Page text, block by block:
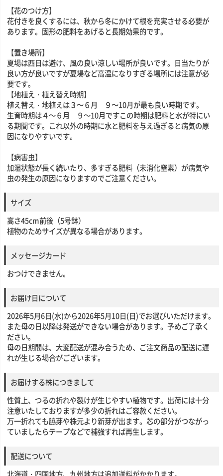
【花のつけ方】
花付きを良くするには、秋から冬にかけて根を充実させる必要が
あります。固形の肥料をあげると長期効果的です。
【置き場所】
夏場は西日は避け、風の良い涼しい場所が良いです。日当たりが
良い方が良いですが夏場など高温になりすぎる場所には注意が必
要です。
【地植え・植え替え時期】
植え替え・地植えは３～６月 ９～10月が最も良い時期です。
生育時期は４～６月 ９～10月ですこの時期は肥料と水が特にい
る期間です。これ以外の時期に水と肥料を与え過ぎると病気の原
因になりやすいです。
【病害虫】
加湿状態が長く続いたり、多すぎる肥料（未消化窒素）が病気や
虫の発生の原因になりますのでご注意ください。
サイズ
高さ45cm前後（5号鉢）
植物のためサイズが異なる場合があります。
メッセージカード
おつけできません。
お届け日について
2026年5月6日(水)から2026年5月10日(日)でお選びいただけます。
また母の日以降は発送ができない場合があります。予めご了承く
ださい。
母の日期間は、大変配送が混み合うため、ご注文商品の配送に遅
れが生じる場合がございます。
お届けする株につきまして
性質上、つるの折れや裂けが生じやすい植物です。出荷には十分
注意いたしておりますが多少の折れはご容赦ください。
万一折れても脇芽や株元より新芽が出ます。芯の部分がつながっ
ていましたらテープなどで補強すれば再生します。
配送について